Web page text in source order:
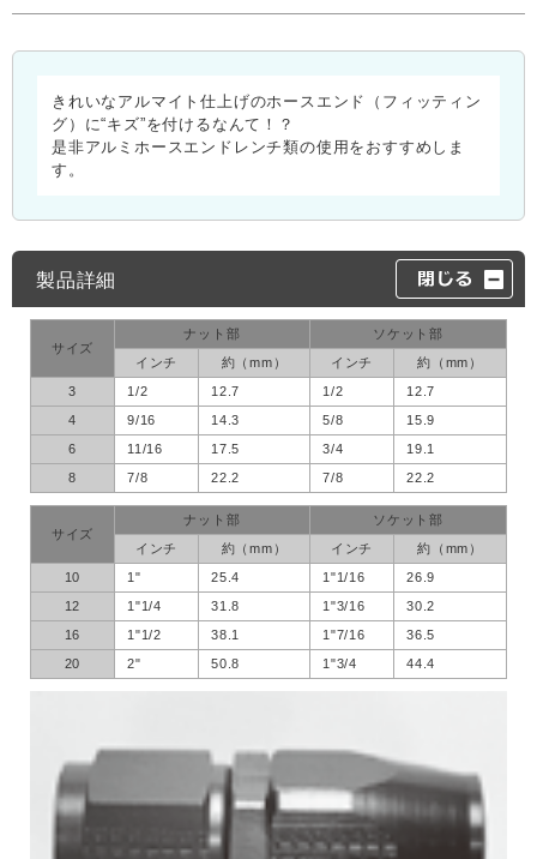
きれいなアルマイト仕上げのホースエンド（フィッティン
グ）に“キズ”を付けるなんて！？
是非アルミホースエンドレンチ類の使用をおすすめしま
す。
製品詳細
サイズ
ナット部
ソケット部
インチ
約（mm） インチ
約（mm）
3
1/2 12.7 1/2
12.7
4
9/16 14.3 5/8
15.9
6
11/16 17.5 3/4
19.1
8
7/8 22.2 7/8 22.2
サイズ
ナット部
ソケット部
インチ
約（mm） インチ
約（mm）
10
1" 25.4 1"1/16
26.9
12
1"1/4 31.8 1"3/16
30.2
16
1"1/2 38.1 1"7/16
36.5
20
2" 50.8 1"3/4 44.4